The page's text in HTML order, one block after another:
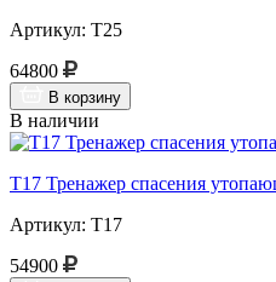
Артикул: Т25
64800
В корзину
В наличии
Т17 Тренажер спасения
Артикул: Т17
54900